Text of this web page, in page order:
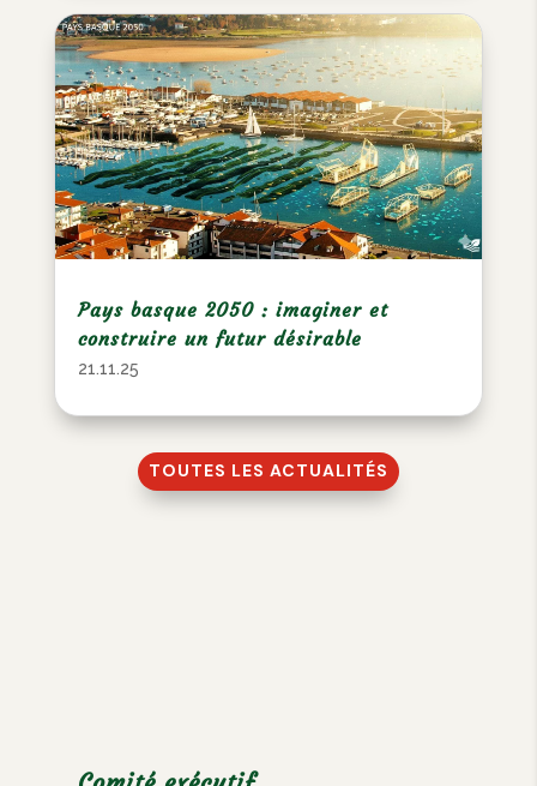
Pays basque 2050 : imaginer et
construire un futur désirable
21.11.25
TOUTES LES ACTUALITÉS